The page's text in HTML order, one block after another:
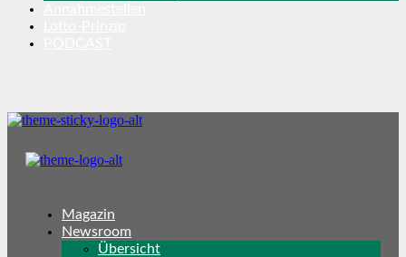
Magazin
Newsroom
Übersicht